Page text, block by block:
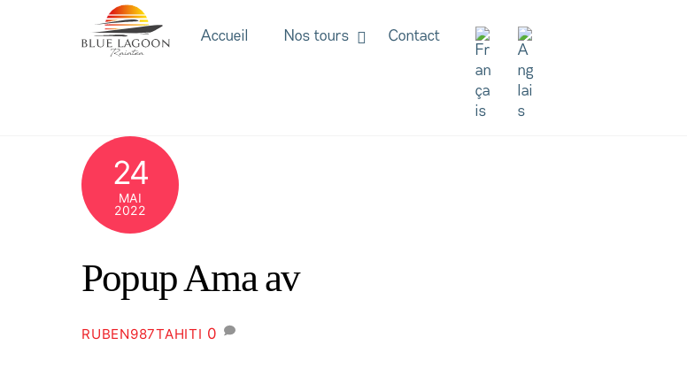
Accueil Nos tours Contact
24
MAI
2022
Popup Ama av
RUBEN987TAHITI 0